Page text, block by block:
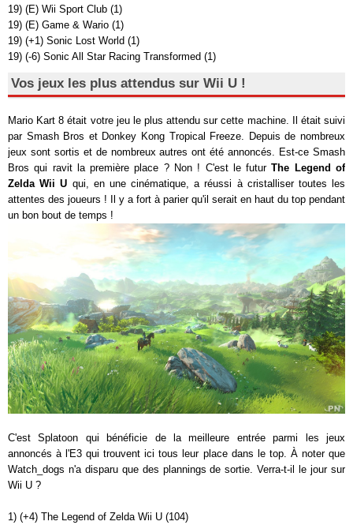
19) (E) Wii Sport Club (1)
19) (E) Game & Wario (1)
19) (+1) Sonic Lost World (1)
19) (-6) Sonic All Star Racing Transformed (1)
Vos jeux les plus attendus sur Wii U !
Mario Kart 8 était votre jeu le plus attendu sur cette machine. Il était suivi
par Smash Bros et Donkey Kong Tropical Freeze. Depuis de nombreux
jeux sont sortis et de nombreux autres ont été annoncés. Est-ce Smash
Bros qui ravit la première place ? Non ! C'est le futurThe Legend of
Zelda Wii U qui, en une cinématique, a réussi à cristalliser toutes les
attentes des joueurs ! Il y a fort à parier qu'il serait en haut du top pendant
un bon bout de temps !
C'est Splatoon qui bénéficie de la meilleure entrée parmi les jeux
annoncés à l'E3 qui trouvent ici tous leur place dans le top. À noter que
Watch_dogs n'a disparu que des plannings de sortie. Verra-t-il le jour sur
Wii U ?
1) (+4) The Legend of Zelda Wii U (104)